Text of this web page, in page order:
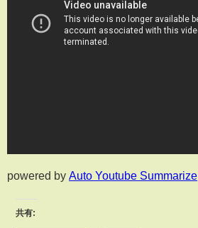
powered by Auto Youtube Summarize
共有: